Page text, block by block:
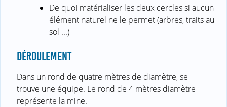
De quoi matérialiser les deux cercles si aucun
élément naturel ne le permet (arbres, traits au
sol ...)
DÉROULEMENT
Dans un rond de quatre mètres de diamètre, se
trouve une équipe. Le rond de 4 mètres diamètre
représente la mine.